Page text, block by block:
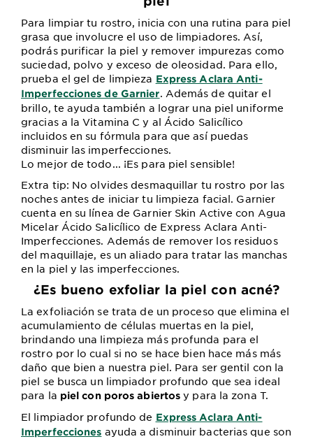
Para limpiar tu rostro, inicia con una rutina para piel
grasa que involucre el uso de limpiadores. Así,
podrás purificar la piel y remover impurezas como
suciedad, polvo y exceso de oleosidad. Para ello,
prueba el gel de limpieza Express Aclara Anti-
Imperfecciones de Garnier. Además de quitar el
brillo, te ayuda también a lograr una piel uniforme
gracias a la Vitamina C y al Ácido Salicílico
incluidos en su fórmula para que así puedas
disminuir las imperfecciones.
Lo mejor de todo... ¡Es para piel sensible!
Extra tip: No olvides desmaquillar tu rostro por las
noches antes de iniciar tu limpieza facial. Garnier
cuenta en su línea de Garnier Skin Active con Agua
Micelar Ácido Salicílico de Express Aclara Anti-
Imperfecciones. Además de remover los residuos
del maquillaje, es un aliado para tratar las manchas
en la piel y las imperfecciones.
¿Es bueno exfoliar la piel con acné?
La exfoliación se trata de un proceso que elimina el
acumulamiento de células muertas en la piel,
brindando una limpieza más profunda para el
rostro por lo cual si no se hace bien hace más más
daño que bien a nuestra piel. Para ser gentil con la
piel se busca un limpiador profundo que sea ideal
para la piel con poros abiertos y para la zona T.
El limpiador profundo de Express Aclara Anti-
Imperfecciones ayuda a disminuir bacterias que son